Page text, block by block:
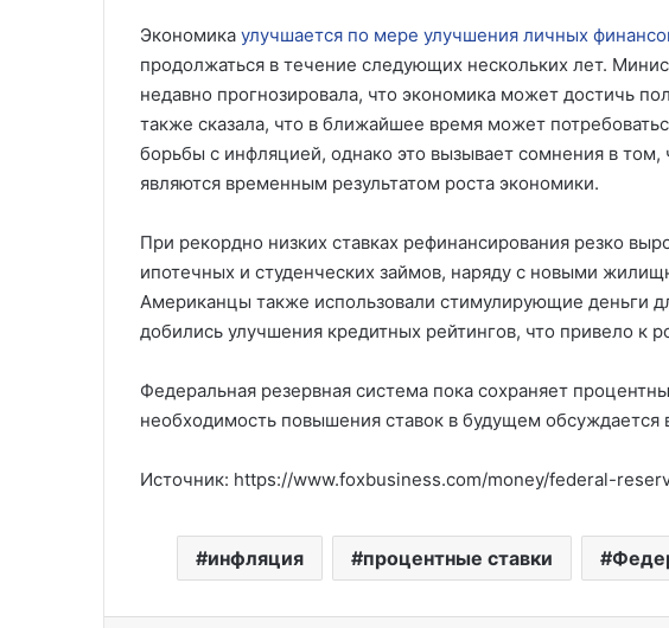
Экономика улучшается по мере улучшения личных
продолжаться в течение следующих нескольких лет.
недавно прогнозировала, что экономика может достичь
также сказала, что в ближайшее время может
борьбы с инфляцией, однако это вызывает сомнения в
являются временным результатом роста экономики.
При рекордно низких ставках рефинансирования резко
ипотечных и студенческих займов, наряду с новыми
Американцы также использовали стимулирующие деньги
добились улучшения кредитных рейтингов, что привело к
Федеральная резервная система пока сохраняет
необходимость повышения ставок в будущем обсуждается
Источник: https://www.foxbusiness.com/money/federal-
инфляция процентные ставки